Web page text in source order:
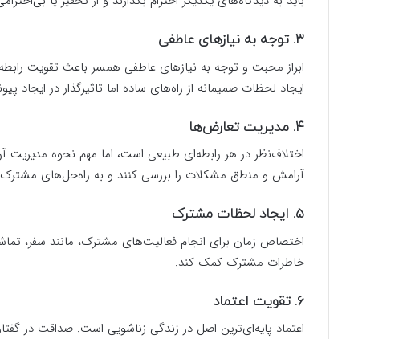
۳. توجه به نیازهای عاطفی
ابراز محبت و توجه به نیازهای عاطفی همسر باعث تقویت
ایجاد لحظات صمیمانه از راه‌های ساده اما تاثیرگذار در ایجاد
۴. مدیریت تعارض‌ها
اختلاف‌نظر در هر رابطه‌ای طبیعی است، اما مهم نحوه
آرامش و منطق مشکلات را بررسی کنند و به راه‌حل‌های
۵. ایجاد لحظات مشترک
اختصاص زمان برای انجام فعالیت‌های مشترک، مانند سفر،
خاطرات مشترک کمک کند.
۶. تقویت اعتماد
اعتماد پایه‌ای‌ترین اصل در زندگی زناشویی است. صداقت در